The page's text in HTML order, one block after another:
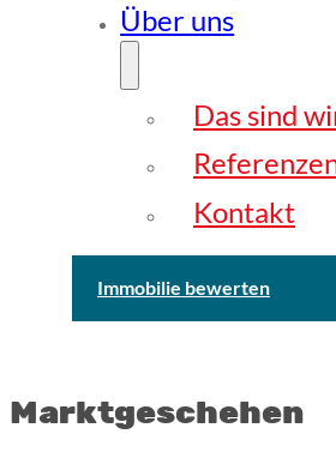
Über uns
Das sind
Kontakt
Immobilie bewerten
Marktgeschehen